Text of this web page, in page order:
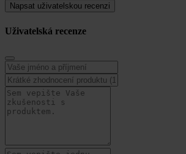
Napsat uživatelskou recenzi
Uživatelská recenze